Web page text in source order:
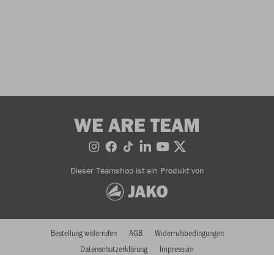
WE ARE TEAM
Dieser Teamshop ist ein Produkt von
Bestellung widerrufen AGB
Widerrufsbedingungen
Datenschutzerklärung
Impressum